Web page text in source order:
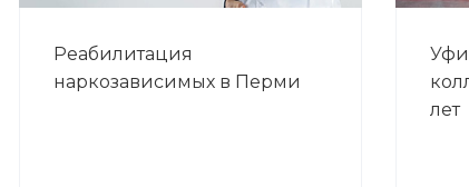
Реабилитация
наркозависимых в Перми
лет